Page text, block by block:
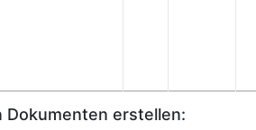
Dokumenten erstellen: